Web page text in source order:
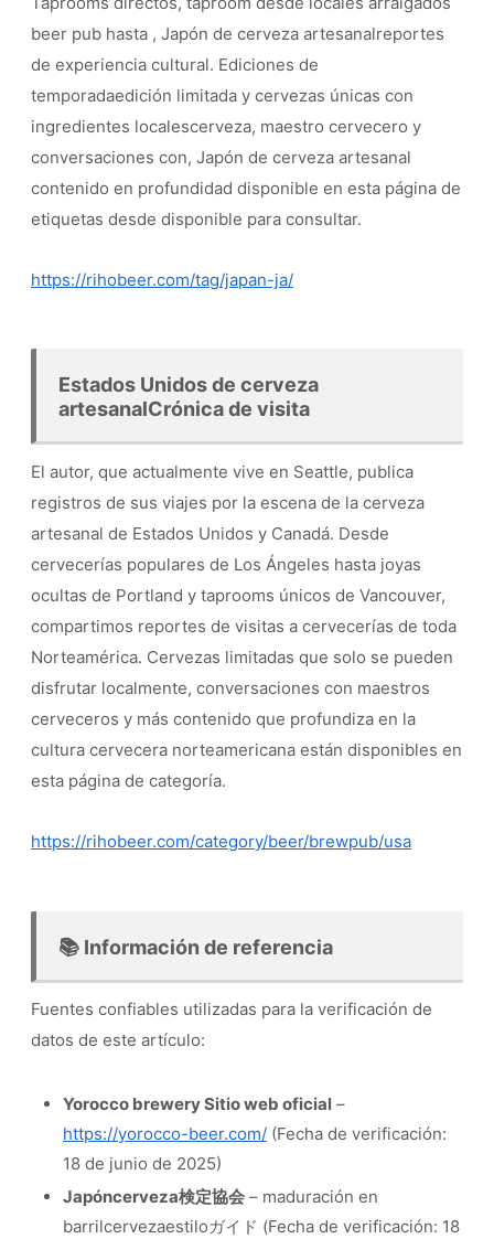
beer pub hasta , Japón de cerveza artesanalreportes
de experiencia cultural. Ediciones de
temporadaedición limitada y cervezas únicas con
ingredientes localescerveza, maestro cervecero y
conversaciones con, Japón de cerveza artesanal
contenido en profundidad disponible en esta página de
etiquetas desde disponible para consultar.
https://rihobeer.com/tag/japan-ja/
Estados Unidos de cerveza
artesanalCrónica de visita
El autor, que actualmente vive en Seattle, publica
registros de sus viajes por la escena de la cerveza
artesanal de Estados Unidos y Canadá. Desde
cervecerías populares de Los Ángeles hasta joyas
ocultas de Portland y taprooms únicos de Vancouver,
compartimos reportes de visitas a cervecerías de toda
Norteamérica. Cervezas limitadas que solo se pueden
disfrutar localmente, conversaciones con maestros
cerveceros y más contenido que profundiza en la
cultura cervecera norteamericana están disponibles en
esta página de categoría.
https://rihobeer.com/category/beer/brewpub/usa
📚 Información de referencia
Fuentes confiables utilizadas para la verificación de
datos de este artículo:
Yorocco brewery Sitio web oficial –
https://yorocco-beer.com/ (Fecha de verificación:
18 de junio de 2025)
Japóncerveza検定協会 – maduración en
barrilcervezaestiloガイド (Fecha de verificación: 18